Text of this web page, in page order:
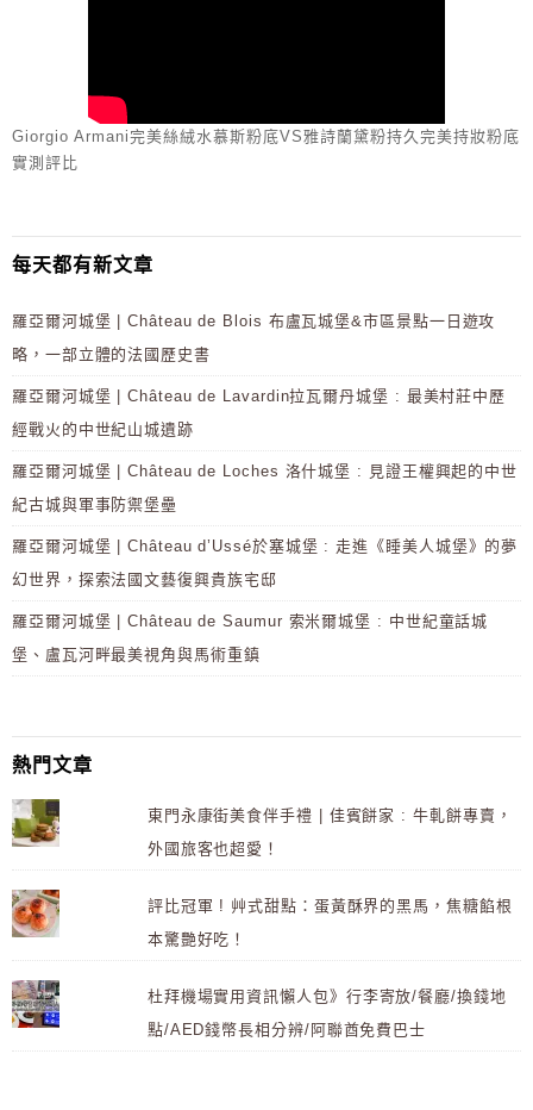
Giorgio Armani完美絲絨水慕斯粉底VS雅詩蘭黛粉持久完美持妝粉底
實測評比
每天都有新文章
羅亞爾河城堡 | Château de Blois 布盧瓦城堡&市區景點一日遊攻
略，一部立體的法國歷史書
羅亞爾河城堡 | Château de Lavardin拉瓦爾丹城堡 : 最美村莊中歷
經戰火的中世紀山城遺跡
羅亞爾河城堡 | Château de Loches 洛什城堡 : 見證王權興起的中世
紀古城與軍事防禦堡壘
羅亞爾河城堡 | Château d’Ussé於塞城堡 : 走進《睡美人城堡》的夢
幻世界，探索法國文藝復興貴族宅邸
羅亞爾河城堡 | Château de Saumur 索米爾城堡 : 中世紀童話城
堡、盧瓦河畔最美視角與馬術重鎮
熱門文章
東門永康街美食伴手禮 | 佳賓餅家 : 牛軋餅專賣，
外國旅客也超愛！
評比冠軍 ! 艸式甜點：蛋黃酥界的黑馬，焦糖餡根
本驚艷好吃！
杜拜機場實用資訊懶人包》行李寄放/餐廳/換錢地
點/AED錢幣長相分辨/阿聯酋免費巴士